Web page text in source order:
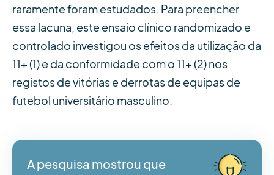
raramente foram estudados. Para preencher
essa lacuna, este ensaio clínico randomizado e
controlado investigou os efeitos da utilização da
11+ (1) e da conformidade com o 11+ (2) nos
registos de vitórias e derrotas de equipas de
futebol universitário masculino.
A pesquisa mostrou que